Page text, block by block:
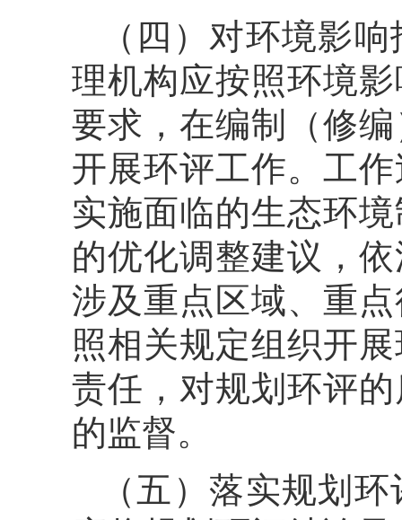
（四）对环境影
理机构应按照环境
要求，在编制（修
开展环评工作。工
实施面临的生态环
的优化调整建议，
涉及重点区域、重
照相关规定组织开
责任，对规划环评
的监督。
（五）落实规划